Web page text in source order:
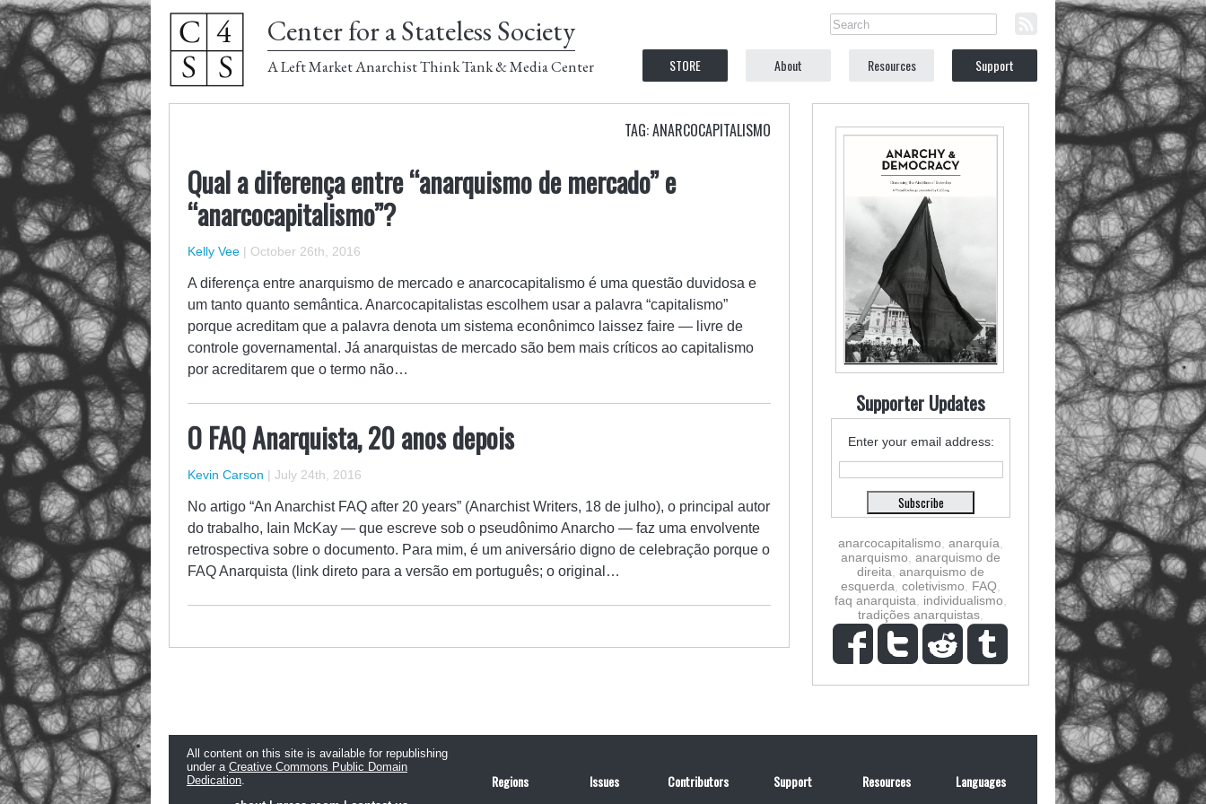
Center for a Stateless Society
A Left Market Anarchist Think Tank & Media Center STORE About Resources Support
TAG: ANARCOCAPITALISMO
Qual a diferença entre “anarquismo de mercado” e
“anarcocapitalismo”?
Kelly Vee | October 26th, 2016
A diferença entre anarquismo de mercado e anarcocapitalismo é uma questão duvidosa e
um tanto quanto semântica. Anarcocapitalistas escolhem usar a palavra “capitalismo”
porque acreditam que a palavra denota um sistema econônimco laissez faire — livre de
controle governamental. Já anarquistas de mercado são bem mais críticos ao capitalismo
por acreditarem que o termo não…
O FAQ Anarquista, 20 anos depois
Kevin Carson | July 24th, 2016
No artigo “An Anarchist FAQ after 20 years” (Anarchist Writers, 18 de julho), o principal autor
do trabalho, Iain McKay — que escreve sob o pseudônimo Anarcho — faz uma envolvente
retrospectiva sobre o documento. Para mim, é um aniversário digno de celebração porque o
FAQ Anarquista (link direto para a versão em português; o original…
Supporter Updates
Enter your email address:
anarcocapitalismo anarquía
anarquismo anarquismo de
direita anarquismo de
esquerda coletivismo FAQ
faq anarquista
individualismo
tradições anarquistas
All content on this site is available for republishing
under a Creative Commons Public Domain
Dedication.
Regions Issues Contributors Support Resources Languages